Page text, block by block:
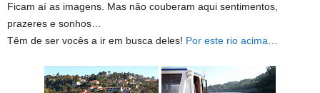
Ficam aí as imagens. Mas não couberam aqui sentimentos,
prazeres e sonhos…
Têm de ser vocês a ir em busca deles! Por este rio acima…